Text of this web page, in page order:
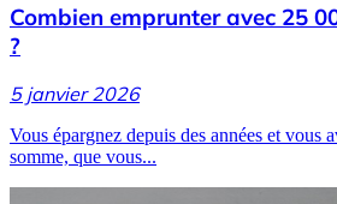
Combien emprunter avec 25
?
5 janvier 2026
Vous épargnez depuis des années et vous
somme, que vous...